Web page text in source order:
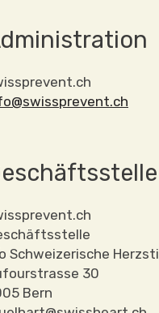
Schweizerische
30
Bern